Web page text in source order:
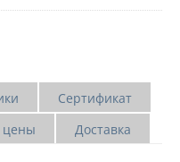
Сертификат
цены Доставка